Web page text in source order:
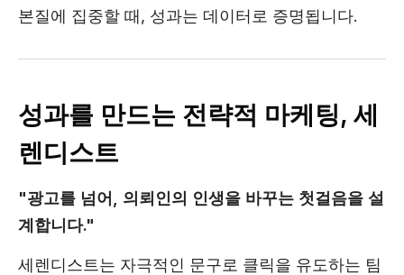
본질에 집중할 때, 성과는 데이터로 증명됩니다.
성과를 만드는 전략적 마케팅, 세
렌디스트
"광고를 넘어, 의뢰인의 인생을 바꾸는 첫걸음을 설
계합니다."
세렌디스트는 자극적인 문구로 클릭을 유도하는 팀